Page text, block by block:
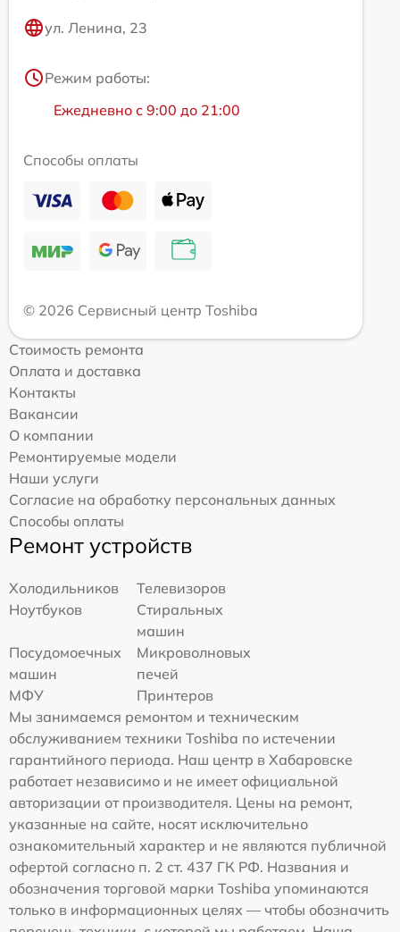
ул. Ленина, 23
Режим работы:
Ежедневно с 9:00 до 21:00
Способы оплаты
© 2026 Сервисный центр Toshiba
Стоимость ремонта
Оплата и доставка
Контакты
Вакансии
О компании
Ремонтируемые модели
Наши услуги
Согласие на обработку персональных данных
Способы оплаты
Ремонт устройств
Холодильников
Телевизоров
Ноутбуков
Стиральных
машин
Посудомоечных
машин
Микроволновых
печей
МФУ
Принтеров
Мы занимаемся ремонтом и техническим
обслуживанием техники Toshiba по истечении
гарантийного периода. Наш центр в Хабаровске
работает независимо и не имеет официальной
авторизации от производителя. Цены на ремонт,
указанные на сайте, носят исключительно
ознакомительный характер и не являются публичной
офертой согласно п. 2 ст. 437 ГК РФ. Названия и
обозначения торговой марки Toshiba упоминаются
только в информационных целях — чтобы обозначить